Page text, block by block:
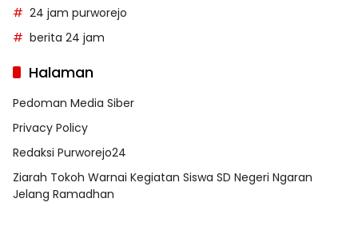
24 jam purworejo
berita 24 jam
Halaman
Pedoman Media Siber
Privacy Policy
Redaksi Purworejo24
Ziarah Tokoh Warnai Kegiatan Siswa SD Negeri Ngaran
Jelang Ramadhan